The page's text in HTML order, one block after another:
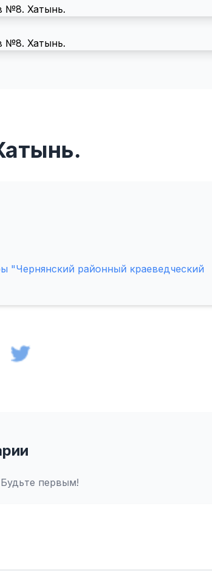
"Чернянский районный краеведческий
первым!